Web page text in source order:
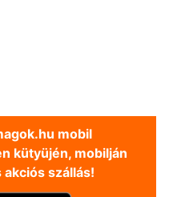
mobil
kütyüjén, mobilján
szállás!